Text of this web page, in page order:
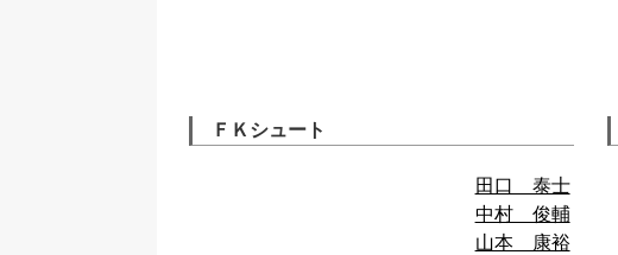
ＦＫシュート
田口 泰士
中村 俊輔
山本 康裕